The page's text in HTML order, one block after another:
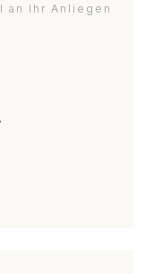
Ihr Anliegen